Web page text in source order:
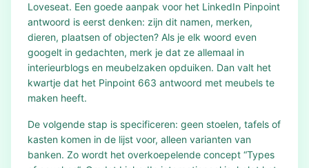
Loveseat. Een goede aanpak voor het LinkedIn Pinpoint
antwoord is eerst denken: zijn dit namen, merken,
dieren, plaatsen of objecten? Als je elk woord even
googelt in gedachten, merk je dat ze allemaal in
interieurblogs en meubelzaken opduiken. Dan valt het
kwartje dat het Pinpoint 663 antwoord met meubels te
maken heeft.
De volgende stap is specificeren: geen stoelen, tafels of
kasten komen in de lijst voor, alleen varianten van
banken. Zo wordt het overkoepelende concept “Types